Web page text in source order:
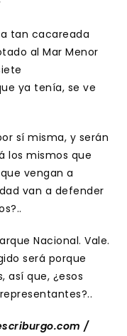
tan cacareada
al Mar Menor
ya tenía, se ve
sí misma, y serán
los mismos que
vengan a
van a defender
Nacional. Vale.
será porque
así que, ¿esos
/